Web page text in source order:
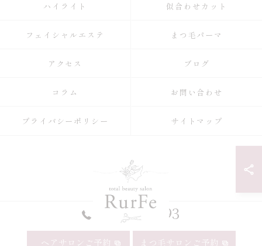
052-990-9993
ヘアサロンご予約 まつ毛サロンご予約
ハイライト 似合わせカット
フェイシャルエステ まつ毛パーマ
アクセス ブログ
コラム お問い合わせ
プライバシーポリシー サイトマップ